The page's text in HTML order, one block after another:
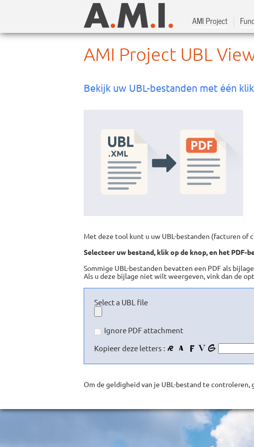
AMI Project
AMI Project UBL
Bekijk uw UBL-bestanden met één klik
Met deze tool kunt u uw UBL-bestanden (facturen of
Selecteer uw bestand, klik op de knop, en het
Sommige UBL-bestanden bevatten een PDF als
Als u deze bijlage niet wilt weergeven, vink dan de
Select a UBL file
Ignore PDF attachment
Kopieer deze letters :
Om de geldigheid van je UBL-bestand te controleren,